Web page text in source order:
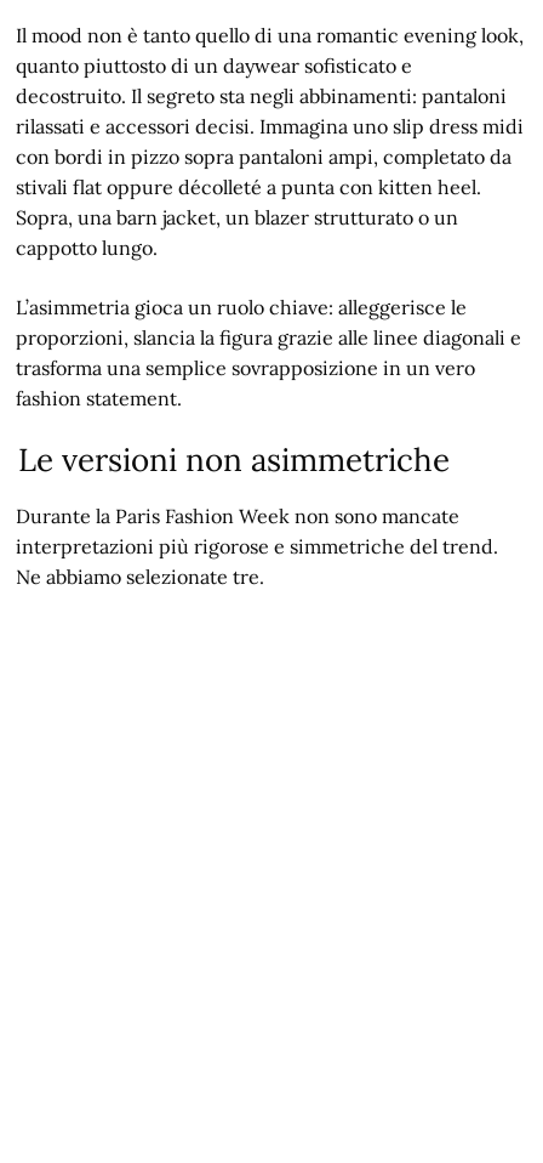
Il mood non è tanto quello di una romantic evening look,
quanto piuttosto di un daywear sofisticato e
decostruito. Il segreto sta negli abbinamenti: pantaloni
rilassati e accessori decisi. Immagina uno slip dress midi
con bordi in pizzo sopra pantaloni ampi, completato da
stivali flat oppure décolleté a punta con kitten heel.
Sopra, una barn jacket, un blazer strutturato o un
cappotto lungo.
L’asimmetria gioca un ruolo chiave: alleggerisce le
proporzioni, slancia la figura grazie alle linee diagonali e
trasforma una semplice sovrapposizione in un vero
fashion statement.
Le versioni non asimmetriche
Durante la Paris Fashion Week non sono mancate
interpretazioni più rigorose e simmetriche del trend.
Ne abbiamo selezionate tre.